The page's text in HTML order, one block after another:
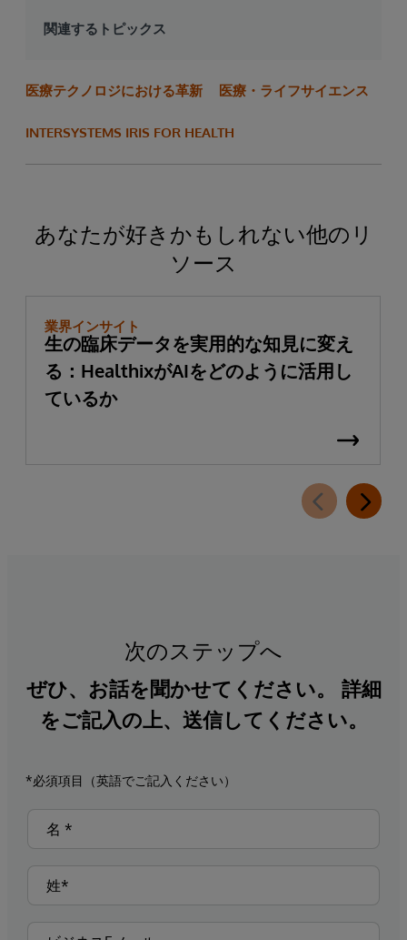
関連するトピックス
医療テクノロジにおける革新 医療・ライフサイエンス
INTERSYSTEMS IRIS FOR HEALTH
あなたが好きかもしれない他のリ
ソース
業界インサイト
生の臨床データを実用的な知見に変え
る：HealthixがAIをどのように活用し
ているか
次のステップへ
ぜひ、お話を聞かせてください。 詳細
をご記入の上、送信してください。
*必須項目（英語でご記入ください）